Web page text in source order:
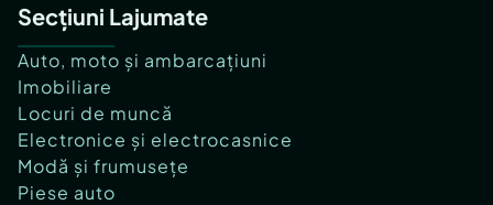
Secțiuni Lajumate
Auto, moto și ambarcațiuni
Imobiliare
Locuri de muncă
Electronice și electrocasnice
Modă și frumusețe
Piese auto